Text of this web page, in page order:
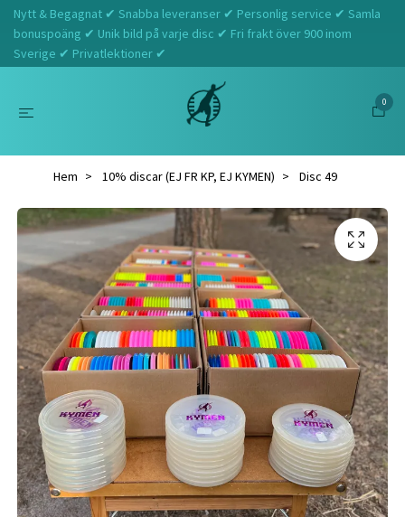
Nytt & Begagnat ✔ Snabba leveranser ✔ Personlig service ✔ Samla
bonuspoäng ✔ Unik bild på varje disc ✔ Fri frakt över 900 inom
Sverige ✔ Privatlektioner ✔
0
Hem 10% discar (EJ FR KP, EJ KYMEN) Disc 49